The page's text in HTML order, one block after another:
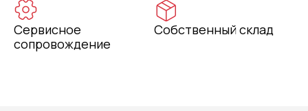
Сервисное
сопровождение
Собственный склад